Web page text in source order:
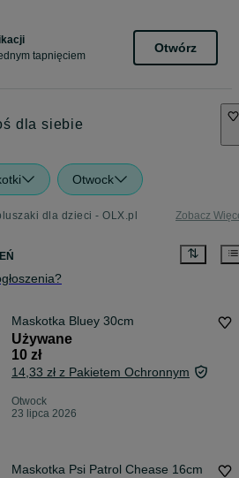
tapnięciem
Otwórz
dla siebie
Otwock
dla dzieci - OLX.pl Zobacz
Maskotka Bluey 30cm
Używane
10 zł
14,33 zł z Pakietem Ochronnym
Otwock
23 lipca 2026
Maskotka Psi Patrol Chease 16cm